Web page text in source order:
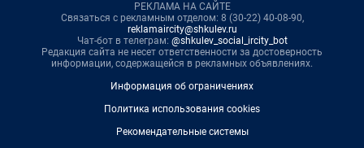
РЕКЛАМА НА САЙТЕ
Связаться с рекламным отделом: 8 (30-22) 40-08-90,
reklamaircity@shkulev.ru
Чат-бот в телеграм: @shkulev_social_ircity_bot
Редакция сайта не несет ответственности за достоверность
информации, содержащейся в рекламных объявлениях.
Информация об ограничениях
Политика использования cookies
Рекомендательные системы